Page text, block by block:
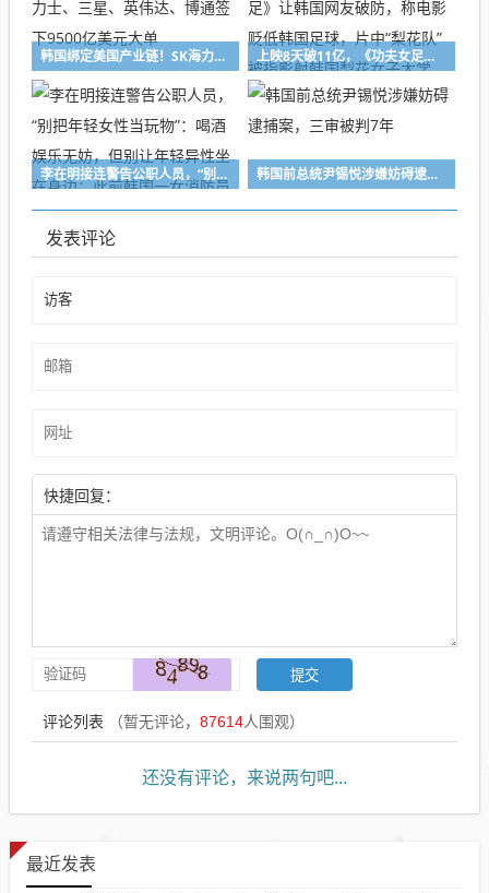
韩国绑定美国产业链！SK海力士、三星、英伟达、博通签下9500亿美元大单 上映8天破11亿，《功夫女足》让韩国网友破防，称电影贬低韩国足球，片中“梨花队” 被指影射韩国梨花女子大学
李在明接连警告公职人员，“别把年轻女性当玩物”：喝酒娱乐无妨，但别让年轻异性坐在身边；此前韩国一女消防员被强迫陪酒后死亡 韩国前总统尹锡悦涉嫌妨碍逮捕案，三审被判7年
发表评论
快捷回复：
评论列表 （暂无评论， 87614人围观）
还没有评论，来说两句吧...
最近发表